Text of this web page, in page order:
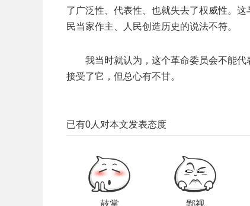
了广泛性、代表性、也就失去了权威性。
民当家作主、人民创造历史的说法不符。
我当时就认为，这个革命委员会不能
接受了它，但总心有不甘。
已有0 人对本文发表态度
鼓掌 鄙视